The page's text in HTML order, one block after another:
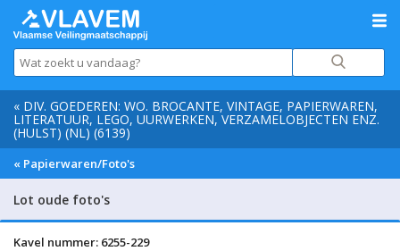
« DIV. GOEDEREN: WO. BROCANTE, VINTAGE, PAPIERWAREN,
LITERATUUR, LEGO, UURWERKEN, VERZAMELOBJECTEN ENZ.
(HULST) (NL) (6139)
« Papierwaren/Foto's
Lot oude foto's
Kavel nummer: 6255-229